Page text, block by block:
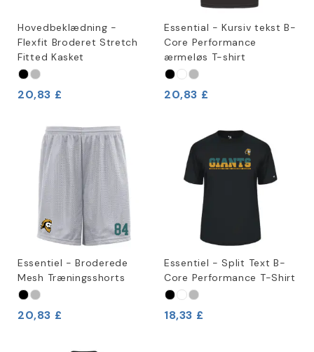
Hovedbeklædning -
Flexfit Broderet Stretch
Fitted Kasket
20,83 £
Essential - Kursiv tekst B-
Core Performance
ærmeløs T-shirt
20,83 £
Essentiel - Broderede
Mesh Træningsshorts
20,83 £
Essentiel - Split Text B-
Core Performance T-Shirt
18,33 £